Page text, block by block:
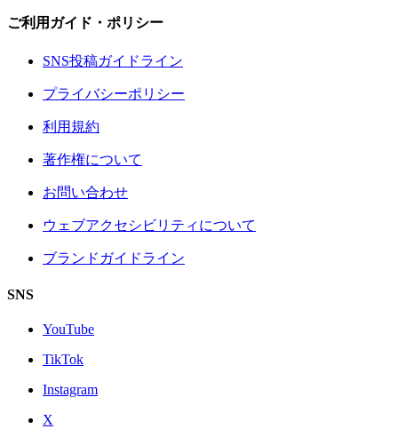
ご利用ガイド・ポリシー
SNS投稿ガイドライン
プライバシーポリシー
利用規約
著作権について
お問い合わせ
ウェブアクセシビリティについて
ブランドガイドライン
SNS
YouTube
TikTok
Instagram
X